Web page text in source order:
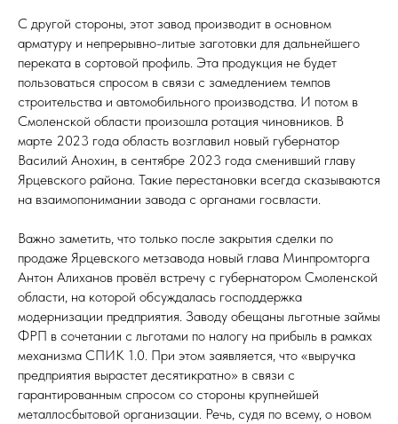
С другой стороны, этот завод производит в основном
арматуру и непрерывно-литые заготовки для дальнейшего
переката в сортовой профиль. Эта продукция не будет
пользоваться спросом в связи с замедлением темпов
строительства и автомобильного производства. И потом в
Смоленской области произошла ротация чиновников. В
марте 2023 года область возглавил новый губернатор
Василий Анохин, в сентябре 2023 года сменивший главу
Ярцевского района. Такие перестановки всегда сказываются
на взаимопонимании завода с органами госвласти.
Важно заметить, что только после закрытия сделки по
продаже Ярцевского метзавода новый глава Минпромторга
Антон Алиханов провёл встречу с губернатором Смоленской
области, на которой обсуждалась господдержка
модернизации предприятия. Заводу обещаны льготные займы
ФРП в сочетании с льготами по налогу на прибыль в рамках
механизма СПИК 1.0. При этом заявляется, что «выручка
предприятия вырастет десятикратно» в связи с
гарантированным спросом со стороны крупнейшей
металлосбытовой организации. Речь, судя по всему, о новом